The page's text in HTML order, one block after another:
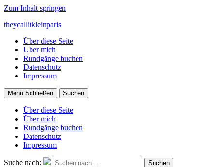
Zum Inhalt springen
theycallitkleinparis
Über diese Seite
Über mich
Rundgänge buchen
Datenschutz
Impressum
Menü Schließen Suchen
Über diese Seite
Über mich
Rundgänge buchen
Datenschutz
Impressum
Suche nach: Suchen